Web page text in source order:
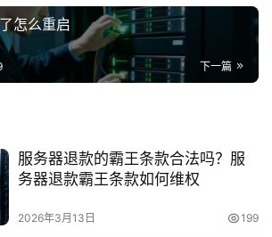
怎么重启
下一篇
服务器退款的霸王条款合法吗？服
务器退款霸王条款如何维权
2026年3月13日 199